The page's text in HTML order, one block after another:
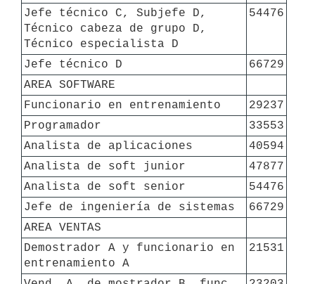
Jefe técnico C, Subjefe D,
Técnico cabeza de grupo D,
Técnico especialista D
54476
Jefe técnico D
66729
AREA SOFTWARE
Funcionario en entrenamiento
29237
Programador
33553
Analista de aplicaciones
40594
Analista de soft junior
47877
Analista de soft senior
54476
Jefe de ingeniería de sistemas
66729
AREA VENTAS
Demostrador A y funcionario en
entrenamiento A
21531